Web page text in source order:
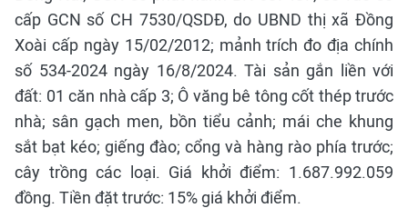
cấp GCN số CH 7530/QSDĐ, do UBND thị xã Đồng
Xoài cấp ngày 15/02/2012; mảnh trích đo địa chính
số 534-2024 ngày 16/8/2024. Tài sản gắn liền với
đất: 01 căn nhà cấp 3; Ô văng bê tông cốt thép trước
nhà; sân gạch men, bồn tiểu cảnh; mái che khung
sắt bạt kéo; giếng đào; cổng và hàng rào phía trước;
cây trồng các loại. Giá khởi điểm: 1.687.992.059
đồng. Tiền đặt trước: 15% giá khởi điểm.